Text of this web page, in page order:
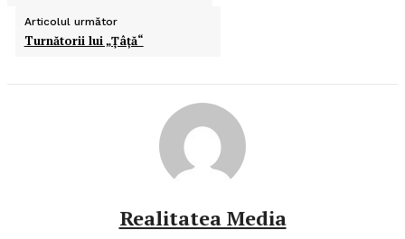
Articolul următor
Turnătorii lui „Ţâţă“
Realitatea Media